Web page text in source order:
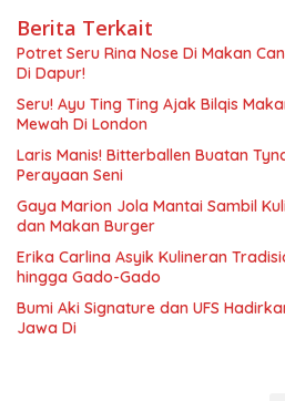
Berita Terkait
Potret Seru Rina Nose Di Makan
Di Dapur!
Seru! Ayu Ting Ting Ajak Bilqis
Mewah Di London
Laris Manis! Bitterballen Buatan
Perayaan Seni
Gaya Marion Jola Mantai Sambil
dan Makan Burger
Erika Carlina Asyik Kulineran
hingga Gado-Gado
Bumi Aki Signature dan UFS
Jawa Di